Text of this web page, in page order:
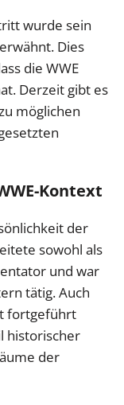
wurde sein
Dies
die WWE
Derzeit gibt es
möglichen
Kontext
der
sowohl als
und war
tätig. Auch
fortgeführt
historischer
der